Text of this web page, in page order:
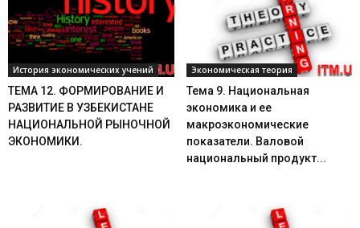
История экономических учений
ТЕМА 12. ФОРМИРОВАНИЕ И
РАЗВИТИЕ В УЗБЕКИСТАНЕ
НАЦИОНАЛЬНОЙ РЫНОЧНОЙ
ЭКОНОМИКИ.
Экономическая теория
Тема 9. Национальная
экономика и ее
макроэкономические
показатели. Валовой
национальный продукт...